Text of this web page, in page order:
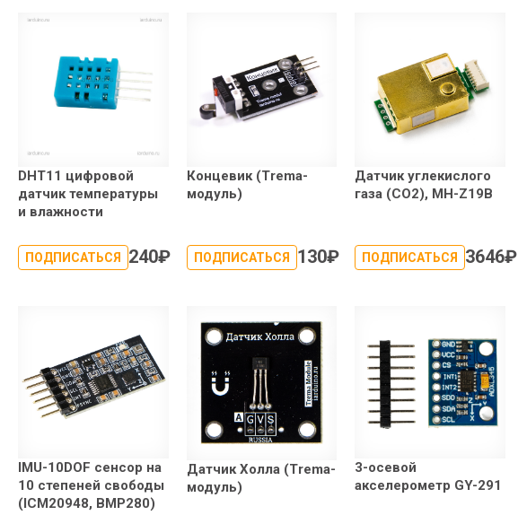
DHT11 цифровой
датчик температуры
и влажности
ПОДПИСАТЬСЯ 240₽
Концевик (Trema-
модуль)
ПОДПИСАТЬСЯ 130₽
Датчик углекислого
газа (CO2), MH-Z19B
ПОДПИСАТЬСЯ 3646₽
IMU-10DOF сенсор на
10 степеней свободы
(ICM20948, BMP280)
Датчик Холла (Trema-
модуль)
3-осевой
акселерометр GY-291